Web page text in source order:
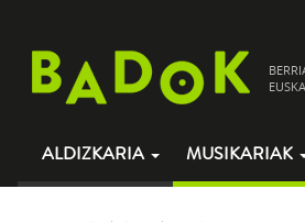
ALDIZKARIA MUSIKARIAK